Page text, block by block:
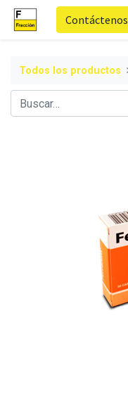
Contáctenos
Todos los productos